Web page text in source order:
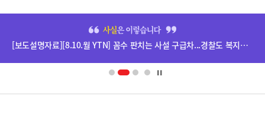
영
[보도설명자료][8.10.월 YTN] 꼼수 판치는 사설 구급차...경찰도 복지부도 권한 밖 관련